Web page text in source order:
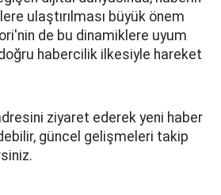
ulaştırılması büyük önem
de bu dinamiklere uyum
doğru habercilik ilkesiyle hareket
ziyaret ederek yeni haber
güncel gelişmeleri takip